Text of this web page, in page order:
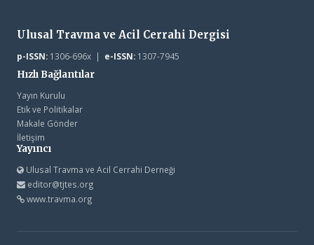
Ulusal Travma ve Acil Cerrahi Dergisi
p-ISSN:1306-696x | e-ISSN:1307-7945
Hızlı Bağlantılar
Yayın Kurulu
Etik ve Politikalar
Makale Gönder
İletişim
Yayıncı
Ulusal Travma ve Acil Cerrahi Derneği
editor@tjtes.org
www.travma.org